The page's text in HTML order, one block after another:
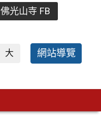
佛光山寺 FB
大 網站導覽